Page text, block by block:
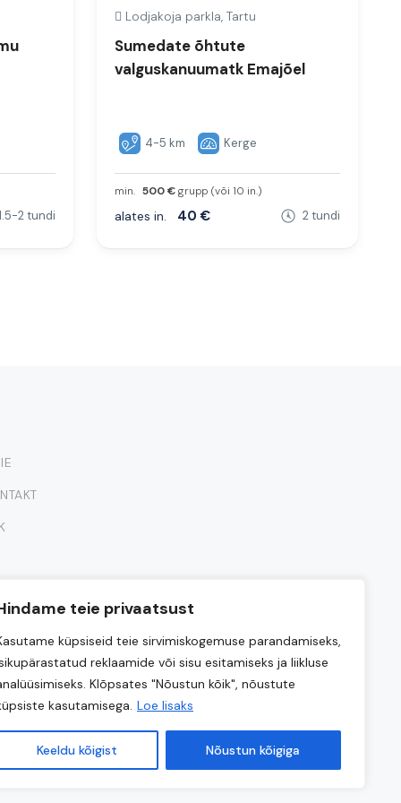
teie privaatsust
küpsiseid teie sirvimiskogemuse parandamiseks,
reklaamide või sisu esitamiseks ja liikluse
Klõpsates "Nõustun kõik", nõustute
kasutamisega. Loe lisaks
Keeldu kõigist Nõustun kõigiga
2 tundi
Lodjakoja parkla, Tartu
Sumedate õhtute
valguskanuumatk Emajõel
4-5 km Kerge
min. 500 €grupp (või 10 in.)
alates in. 40 € 2 tundi